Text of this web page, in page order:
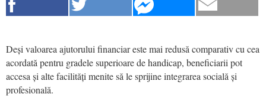
Deși valoarea ajutorului financiar este mai redusă comparativ cu cea
acordată pentru gradele superioare de handicap, beneficiarii pot
accesa și alte facilități menite să le sprijine integrarea socială și
profesională.